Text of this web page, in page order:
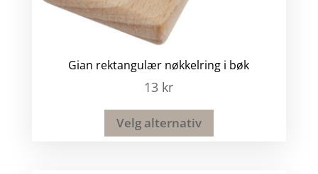
Gian rektangulær nøkkelring i bøk
13 kr
Velg alternativ